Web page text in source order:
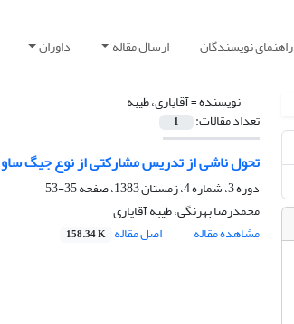
راهنمای نویسندگان ارسال مقاله داوران
نویسنده =آقایاری، طیبه
تعداد مقالات: 1
تحول ناشی از تدریس مشارکتی از نوع جیگ
دوره 3، شماره 4، زمستان 1383، صفحه
35-53
محمدرضا بهرنگی، طیبه آقایاری
مشاهده مقاله
اصل مقاله 158.34 K